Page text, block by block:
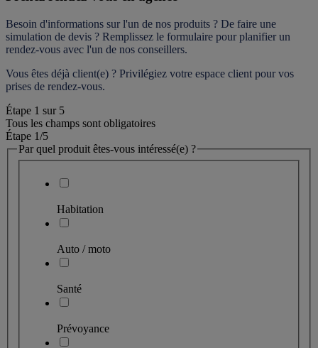
Besoin d'informations sur l'un de nos produits ? De faire une
simulation de devis ? Remplissez le formulaire pour planifier un
rendez-vous avec l'un de nos conseillers.
Vous êtes déjà client(e) ? Privilégiez votre espace client pour vos
prises de rendez-vous.
Étape 1 sur 5
Tous les champs sont obligatoires
Étape 1/5
Par quel produit êtes-vous intéressé(e) ?
Habitation
Auto / moto
Santé
Prévoyance